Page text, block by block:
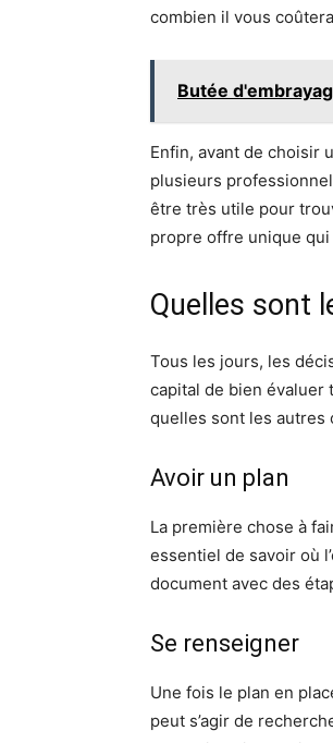
combien il vous
Butée
Enfin, avant de choisir
plusieurs
être très utile pour
propre offre unique
Quelles sont
Tous les jours, les
capital de bien évaluer
quelles sont les autres
Avoir un plan
La première chose à
essentiel de savoir où
document avec des
Se renseigner
Une fois le plan en
peut s’agir de